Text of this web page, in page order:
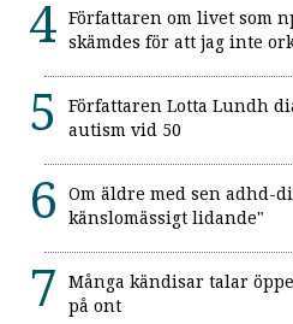
Författaren om livet som
skämdes för att jag inte
Författaren Lotta Lundh
autism vid 50
Om äldre med sen adhd-
känslomässigt lidande"
Många kändisar talar
på ont